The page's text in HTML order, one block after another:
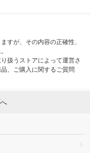
すが、その内容の正確性、
扱うストアによって運営さ
、ご購入に関するご質問